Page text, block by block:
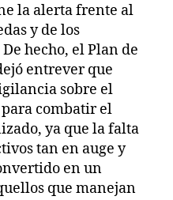
la alerta frente al
y de los
hecho, el Plan de
entrever que
sobre el
combatir el
ya que la falta
tan en auge y
en un
que manejan